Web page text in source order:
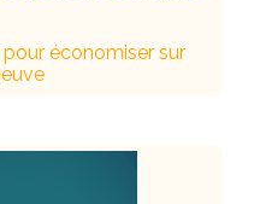
économiser sur